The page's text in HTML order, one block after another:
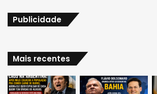
Publicidade
Mais recentes